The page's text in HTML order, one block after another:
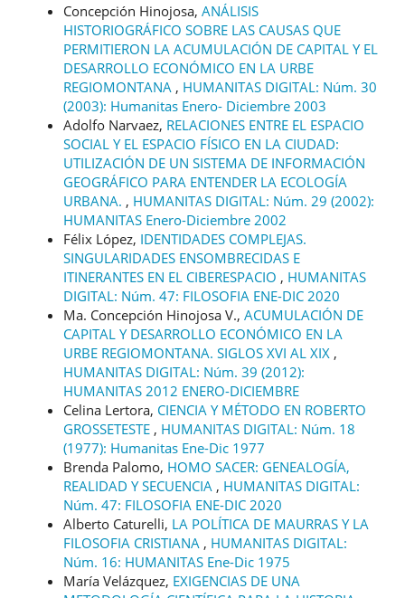
Concepción Hinojosa, ANÁLISIS
HISTORIOGRÁFICO SOBRE LAS CAUSAS QUE
PERMITIERON LA ACUMULACIÓN DE CAPITAL Y EL
DESARROLLO ECONÓMICO EN LA URBE
REGIOMONTANA , HUMANITAS DIGITAL: Núm. 30
(2003): Humanitas Enero- Diciembre 2003
Adolfo Narvaez, RELACIONES ENTRE EL ESPACIO
SOCIAL Y EL ESPACIO FÍSICO EN LA CIUDAD:
UTILIZACIÓN DE UN SISTEMA DE INFORMACIÓN
GEOGRÁFICO PARA ENTENDER LA ECOLOGÍA
URBANA. , HUMANITAS DIGITAL: Núm. 29 (2002):
HUMANITAS Enero-Diciembre 2002
Félix López, IDENTIDADES COMPLEJAS.
SINGULARIDADES ENSOMBRECIDAS E
ITINERANTES EN EL CIBERESPACIO , HUMANITAS
DIGITAL: Núm. 47: FILOSOFIA ENE-DIC 2020
Ma. Concepción Hinojosa V., ACUMULACIÓN DE
CAPITAL Y DESARROLLO ECONÓMICO EN LA
URBE REGIOMONTANA. SIGLOS XVI AL XIX ,
HUMANITAS DIGITAL: Núm. 39 (2012):
HUMANITAS 2012 ENERO-DICIEMBRE
Celina Lertora, CIENCIA Y MÉTODO EN ROBERTO
GROSSETESTE , HUMANITAS DIGITAL: Núm. 18
(1977): Humanitas Ene-Dic 1977
Brenda Palomo, HOMO SACER: GENEALOGÍA,
REALIDAD Y SECUENCIA , HUMANITAS DIGITAL:
Núm. 47: FILOSOFIA ENE-DIC 2020
Alberto Caturelli, LA POLÍTICA DE MAURRAS Y LA
FILOSOFIA CRISTIANA , HUMANITAS DIGITAL:
Núm. 16: HUMANITAS Ene-Dic 1975
María Velázquez, EXIGENCIAS DE UNA